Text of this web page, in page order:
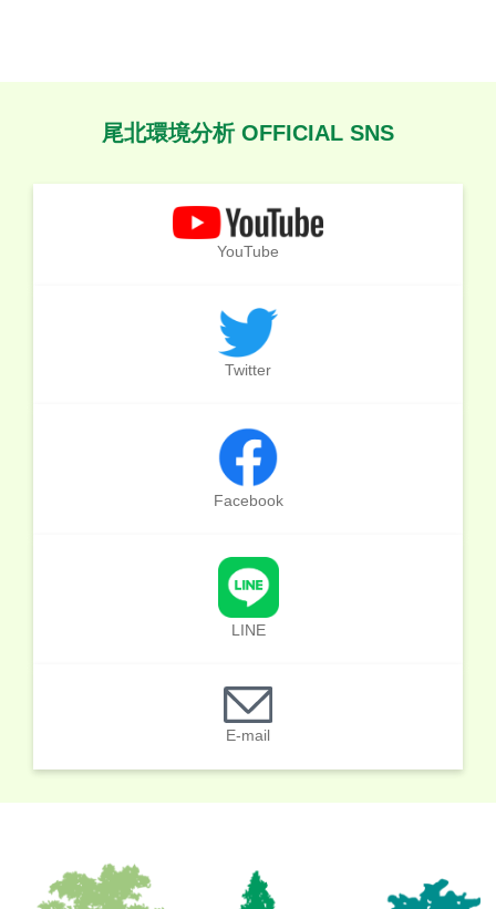
尾北環境分析 OFFICIAL SNS
YouTube
Twitter
Facebook
LINE
E-mail